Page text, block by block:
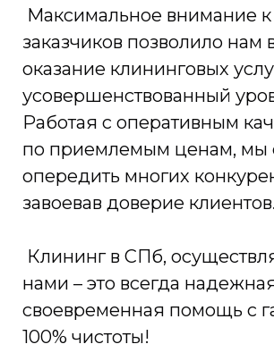
Максимальное внимание
заказчиков позволило нам
оказание клининговых
усовершенствованный
Работая с оперативным
по приемлемым ценам, мы
опередить многих
завоевав доверие клиентов.
Клининг в СПб,
нами – это всегда
своевременная помощь с
100% чистоты!